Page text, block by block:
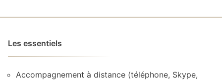
Les essentiels
Accompagnement à distance (téléphone, Skype,